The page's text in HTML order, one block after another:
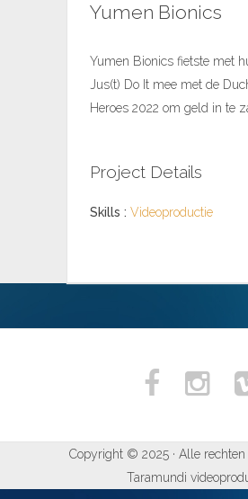
Yumen Bionics
Yumen Bionics fietste met
Jus(t) Do It mee met de
Heroes 2022 om geld in te
Project Details
Skills : Videoproductie
Copyright © 2025 · Alle rechten
Taramundi